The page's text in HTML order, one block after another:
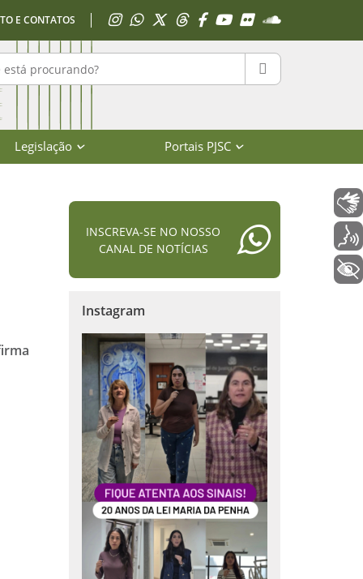
E CONTATOS Acessar Instagram
Acessar WhatsApp
Acessar XAcessar Threads
Acessar Facebook
Acessar YouTube
Acessar Flickr
Acessar
no portal PESQUISAR
Legislação Portais PJSC
INSCREVA-SE NO NOSSO
CANAL DE NOTÍCIAS
Instagram
Libras
+ Acessibilidade